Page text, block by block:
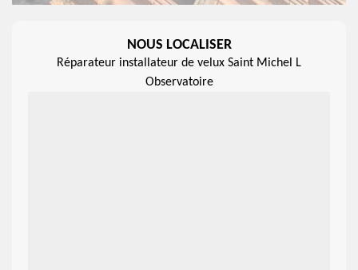
NOUS LOCALISER
Réparateur installateur de velux Saint Michel L
Observatoire